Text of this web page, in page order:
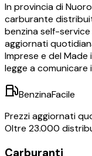
In provincia diNuoro
carburante
benzina self-
aggiornati
Imprese e del
legge a comunicare
BenzinaFacile
Prezzi aggiornati
Oltre 23.000
Carburanti